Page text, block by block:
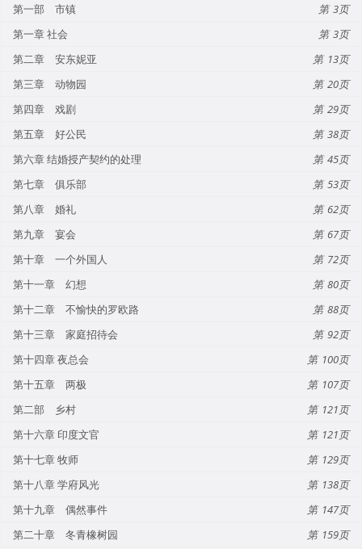
第一部 市镇
3
第一章 社会
3
第二章 安东妮亚
13
第三章 动物园
20
第四章 戏剧
29
第五章 好公民
38
第六章 结婚授产契约的处理
45
第七章 俱乐部
53
第八章 婚礼
62
第九章 宴会
67
第十章 一个外国人
72
第十一章 幻想
80
第十二章 不愉快的罗欧路
88
第十三章 家庭招待会
92
第十四章 夜总会
100
第十五章 两极
107
第二部 乡村
121
第十六章 印度文官
121
第十七章 牧师
129
第十八章 学府风光
138
第十九章 偶然事件
147
第二十章 冬青橡树园
159